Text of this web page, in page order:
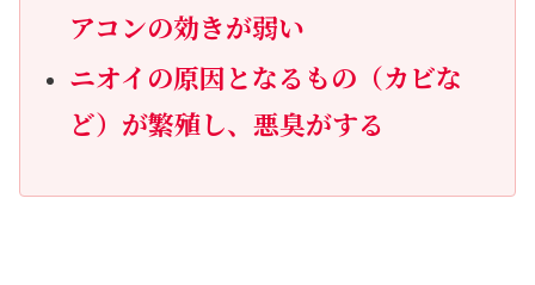
アコンの効きが弱い
ニオイの原因となるもの（カビな
ど）が繁殖し、悪臭がする